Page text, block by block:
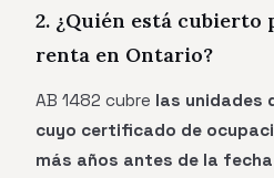
2. ¿Quién está
renta en Ontario?
AB 1482 cubre las unidades
cuyo certificado de
más años antes de la